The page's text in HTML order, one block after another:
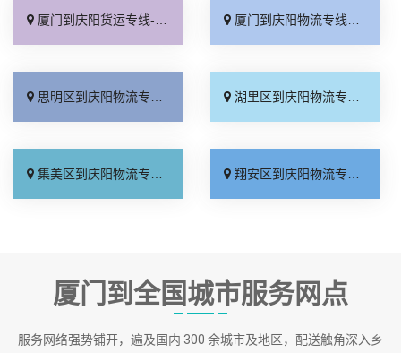
厦门到庆阳货运专线-厦门到庆阳物流公司_快运有保障「快速直达」 厦门到庆阳物流专线_费用多少「每日发车」
思明区到庆阳物流专线_市县闪送「直达特快专线」 湖里区到庆阳物流专线_服务周到「实时反馈」
集美区到庆阳物流专线_怎么收费「专业靠谱」 翔安区到庆阳物流专线_多少一方「实时跟踪 」
厦门到全国城市服务网点
服务网络强势铺开，遍及国内 300 余城市及地区，配送触角深入乡